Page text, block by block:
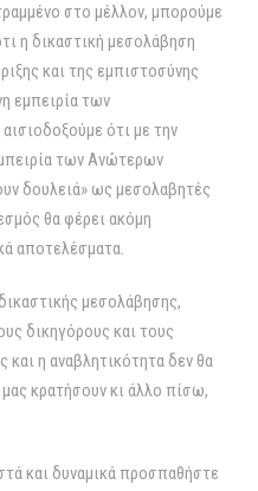
στο μέλλον, μπορούμε
η δικαστική μεσολάβηση
και της εμπιστοσύνης
εμπειρία των
ότι με την
των Ανώτερων
δουλειά» ως μεσολαβητές
θα φέρει ακόμη
αποτελέσματα.
μεσολάβησης,
δικηγόρους και τους
και η αναβλητικότητα δεν θα
κρατήσουν κι άλλο πίσω,
και δυναμικά προσπαθήστε